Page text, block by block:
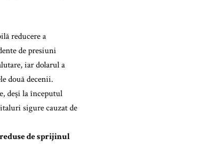
reducere a
de presiuni
iar dolarul a
două decenii.
deși la începutul
sigure cauzat de
de sprijinul